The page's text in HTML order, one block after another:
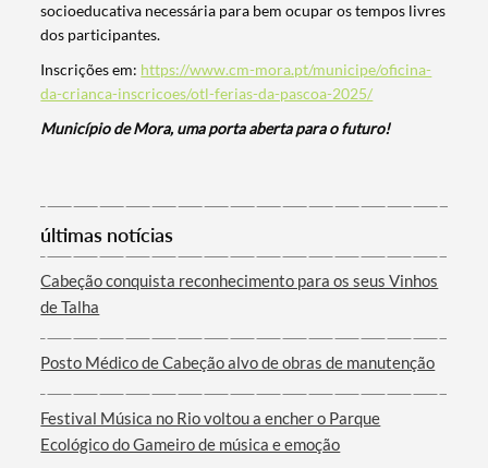
socioeducativa necessária para bem ocupar os tempos livres
dos participantes.
Inscrições em: https://www.cm-mora.pt/municipe/oficina-
da-crianca-inscricoes/otl-ferias-da-pascoa-2025/
Município de Mora, uma porta aberta para o futuro!
últimas notícias
Cabeção conquista reconhecimento para os seus Vinhos
de Talha
Posto Médico de Cabeção alvo de obras de manutenção
Festival Música no Rio voltou a encher o Parque
Ecológico do Gameiro de música e emoção